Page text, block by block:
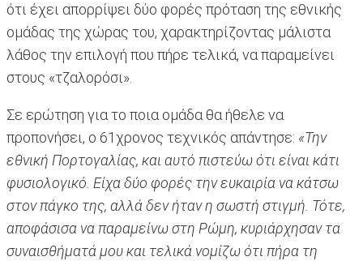
ότι έχει απορρίψει δύο φορές πρόταση της εθνικής
ομάδας της χώρας του, χαρακτηρίζοντας μάλιστα
λάθος την επιλογή που πήρε τελικά, να παραμείνει
στους «τζαλορόσι».
Σε ερώτηση για το ποια ομάδα θα ήθελε να
προπονήσει, ο 61χρονος τεχνικός απάντησε: «Την
εθνική Πορτογαλίας, και αυτό πιστεύω ότι είναι κάτι
φυσιολογικό. Είχα δύο φορές την ευκαιρία να κάτσω
στον πάγκο της, αλλά δεν ήταν η σωστή στιγμή. Τότε,
αποφάσισα να παραμείνω στη Ρώμη, κυριάρχησαν τα
συναισθήματά μου και τελικά νομίζω ότι πήρα τη